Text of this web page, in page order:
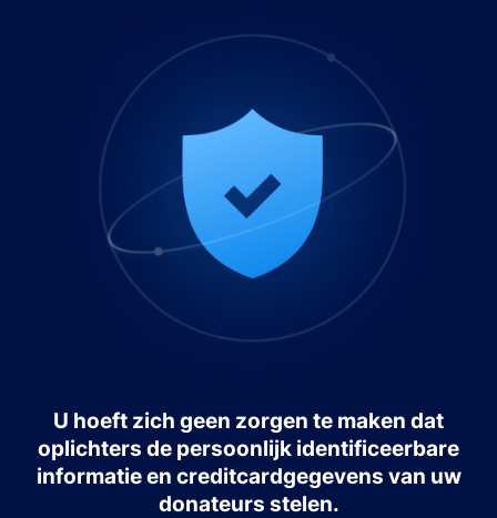
U hoeft zich geen zorgen te maken dat
oplichters de persoonlijk identificeerbare
informatie en creditcardgegevens van uw
donateurs stelen.